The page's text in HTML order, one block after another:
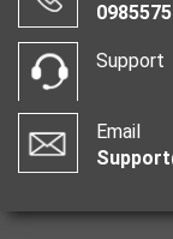
Support
Email